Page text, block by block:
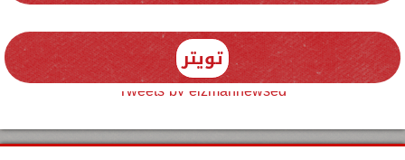
تويتر
Tweets by elzmannewseg